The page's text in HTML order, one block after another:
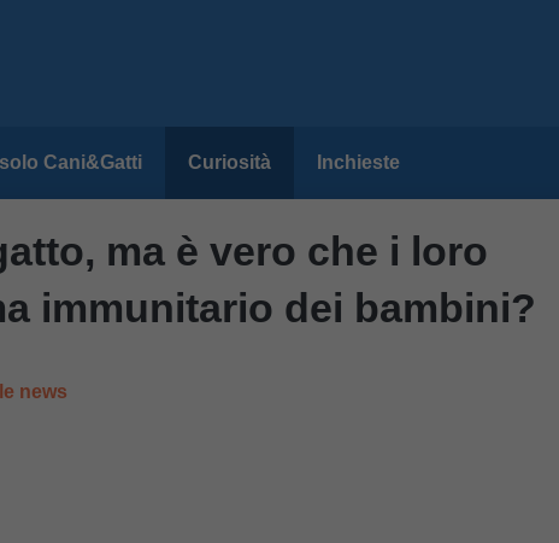
Cani&Gatti Curiosità Inchieste
ma è vero che i loro
immunitario dei bambini?
news